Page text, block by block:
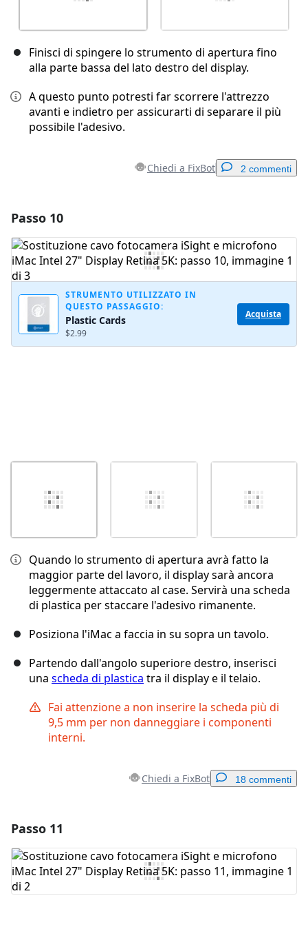
Finisci di spingere lo strumento di apertura fino
alla parte bassa del lato destro del display.
A questo punto potresti far scorrere l'attrezzo
avanti e indietro per assicurarti di separare il più
possibile l'adesivo.
Chiedi a FixBot 2 commenti
Aggiungi Commento
Annulla Pubblica commento
Passo 10
STRUMENTO UTILIZZATO IN
QUESTO PASSAGGIO:
Plastic Cards
$2.99
Acquista
Quando lo strumento di apertura avrà fatto la
maggior parte del lavoro, il display sarà ancora
leggermente attaccato al case. Servirà una scheda
di plastica per staccare l'adesivo rimanente.
Posiziona l'iMac a faccia in su sopra un tavolo.
Partendo dall'angolo superiore destro, inserisci
una scheda di plastica tra il display e il telaio.
Fai attenzione a non inserire la scheda più di
9,5 mm per non danneggiare i componenti
interni.
Chiedi a FixBot 18 commenti
Aggiungi Commento
Passo 11